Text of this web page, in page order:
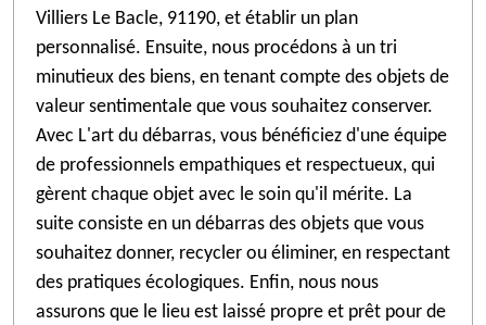
Villiers Le Bacle, 91190, et établir un plan
personnalisé. Ensuite, nous procédons à un tri
minutieux des biens, en tenant compte des objets de
valeur sentimentale que vous souhaitez conserver.
Avec L'art du débarras, vous bénéficiez d'une équipe
de professionnels empathiques et respectueux, qui
gèrent chaque objet avec le soin qu'il mérite. La
suite consiste en un débarras des objets que vous
souhaitez donner, recycler ou éliminer, en respectant
des pratiques écologiques. Enfin, nous nous
assurons que le lieu est laissé propre et prêt pour de